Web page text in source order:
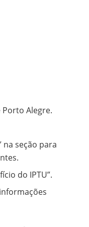
Alegre.
na seção para
do IPTU”.